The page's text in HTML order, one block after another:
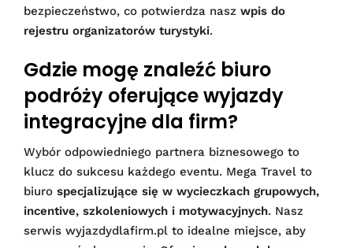
bezpieczeństwo, co potwierdza nasz wpis do
rejestru organizatorów turystyki.
Gdzie mogę znaleźć biuro
podróży oferujące wyjazdy
integracyjne dla firm?
Wybór odpowiedniego partnera biznesowego to
klucz do sukcesu każdego eventu. Mega Travel to
biuro specjalizujące się w wycieczkach grupowych,
incentive, szkoleniowych i motywacyjnych. Nasz
serwis wyjazdydlafirm.pl to idealne miejsce, aby